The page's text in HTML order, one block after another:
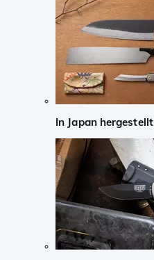
In Japan hergestellt